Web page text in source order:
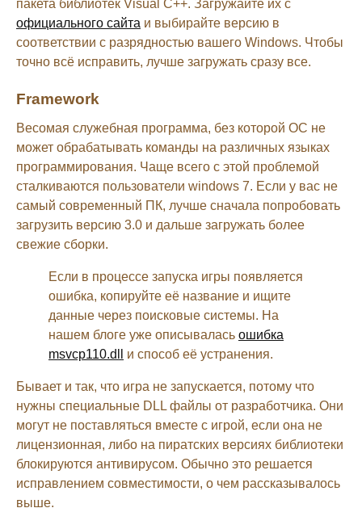
пакета библиотек Visual C++. Загружайте их с
официального сайта и выбирайте версию в
соответствии с разрядностью вашего Windows. Чтобы
точно всё исправить, лучше загружать сразу все.
Framework
Весомая служебная программа, без которой ОС не
может обрабатывать команды на различных языках
программирования. Чаще всего с этой проблемой
сталкиваются пользователи windows 7. Если у вас не
самый современный ПК, лучше сначала попробовать
загрузить версию 3.0 и дальше загружать более
свежие сборки.
Если в процессе запуска игры появляется
ошибка, копируйте её название и ищите
данные через поисковые системы. На
нашем блоге уже описывалась ошибка
msvcp110.dll
и способ её устранения.
Бывает и так, что игра не запускается, потому что
нужны специальные DLL файлы от разработчика. Они
могут не поставляться вместе с игрой, если она не
лицензионная, либо на пиратских версиях библиотеки
блокируются антивирусом. Обычно это решается
исправлением совместимости, о чем рассказывалось
выше.